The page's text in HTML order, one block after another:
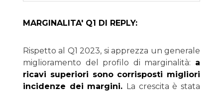
MARGINALITA' Q1 DI REPLY:
Rispetto al Q1 2023, si apprezza un generale
miglioramento del profilo di marginalità: a
ricavi superiori sono corrisposti migliori
incidenze dei margini. La crescita è stata